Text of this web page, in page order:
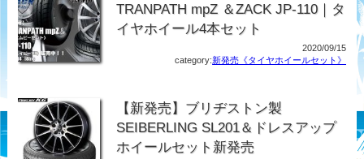
TRANPATH mpZ ＆ZACK JP-110｜タ
イヤホイール4本セット
2020/09/15
category:新発売《タイヤホイールセット》
【新発売】ブリヂストン製
SEIBERLING SL201＆ドレスアップ
ホイールセット新発売